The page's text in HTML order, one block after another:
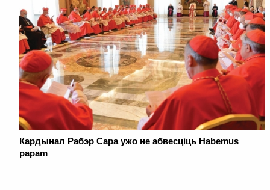
Кардынал Рабэр Сара ужо не абвесціць Habemus
papam